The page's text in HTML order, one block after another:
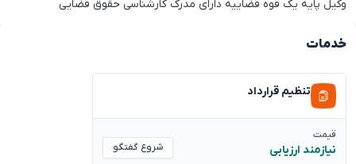
وکیل پایه یک قوه قضاییه دارای مدرک کارشناسی حقوق قضایی
خدمات
تنظیم قرارداد
قیمت
نیازمند ارزیابی شروع گفتگو